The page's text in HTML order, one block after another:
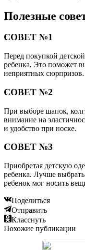
Полезные
СОВЕТ №1
Перед покупкой
ребенка. Это поможет
неприятных сюрпризов.
СОВЕТ №2
При выборе шапок,
внимание на
и удобство при носке.
СОВЕТ №3
Приобретая детскую
ребенка. Лучше
ребенок мог носить
Поделиться
Отправить
Класснуть
Похожие публикации